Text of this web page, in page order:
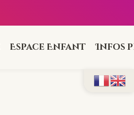
Espace Enfant Infos